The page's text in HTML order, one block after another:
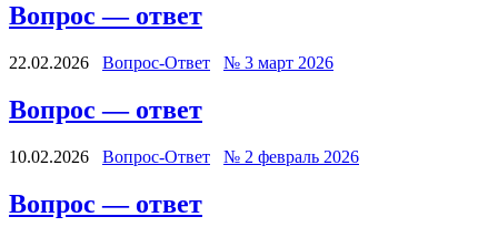
Вопрос — ответ
22.02.2026 Вопрос-Ответ № 3 март 2026
Вопрос — ответ
10.02.2026 Вопрос-Ответ № 2 февраль 2026
Вопрос — ответ